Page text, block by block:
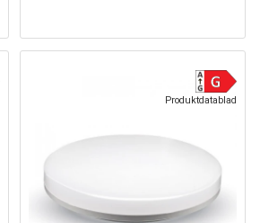
Produktdatablad